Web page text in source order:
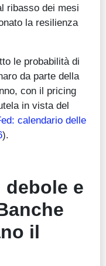
ribasso dei mesi
la resilienza
le probabilità di
da parte della
con il pricing
in vista del
calendario delle
).
e
il